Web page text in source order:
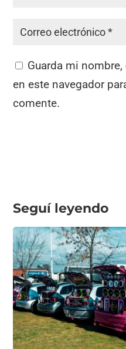
Guarda mi
en este navegador
comente.
Seguí leyendo